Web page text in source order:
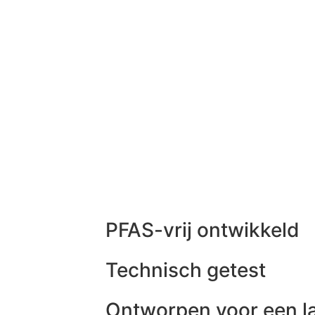
PFAS-vrij ontwikkeld
Technisch getest
Ontworpen voor een